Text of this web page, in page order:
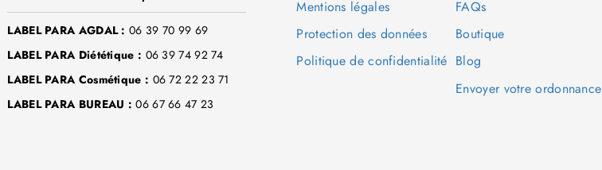
LABEL PARA AGDAL : 06 39 70 99 69
LABEL PARA Diététique : 06 39 74 92 74
LABEL PARA Cosmétique : 06 72 22 23 71
LABEL PARA BUREAU : 06 67 66 47 23
Mentions légales
Protection des données
Politique de confidentialité
FAQs
Boutique
Blog
Envoyer votre ordonnance